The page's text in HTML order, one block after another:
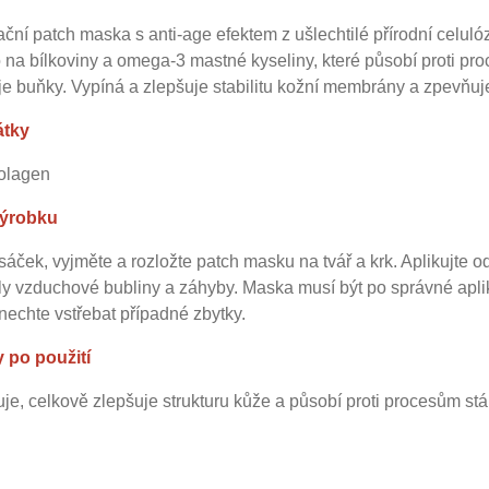
patch maska s anti-age efektem z ušlechtilé přírodní
na bílkoviny a omega-3 mastné kyseliny, které působí proti
buňky. Vypíná a zlepšuje stabilitu kožní membrány a
vyjměte a rozložte patch masku na tvář a krk. Aplikujte
vzduchové bubliny a záhyby. Maska musí být po správné
vstřebat případné zbytky.
po použití
celkově zlepšuje strukturu kůže a působí proti procesům